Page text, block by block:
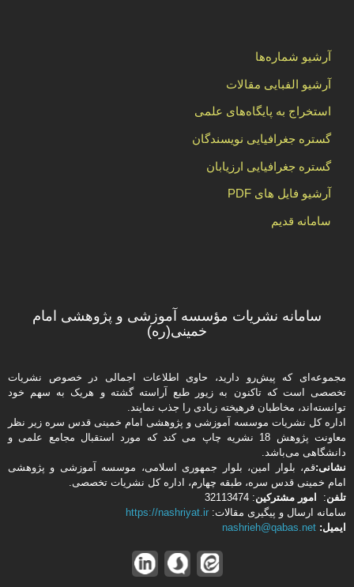
آرشیو شماره‌ها
آرشیو الفبایی مقالات
استخراج به پایگاه‌های علمی
گستره جغرافیایی نویسندگان
گستره جغرافیایی ارزیابان
آرشیو فایل های PDF
سامانه قدیم
سامانه نشریات مؤسسه آموزشی و پژوهشی امام
خمینی(ره)
مجموعه‌ای که پیش‌رو دارید،‌ حاوی اطلاعات اجمالی در خصوص نشریات
تخصصی است که تاکنون به زیور طبع آراسته گشته و هریک به سهم خود
توانسته‌اند، مخاطبان فرهیخته‌ زیادی را جذب نمایند.
اداره كل نشریات موسسه آموزشی و پژوهشی امام خمینی قدس سره زیر نظر
معاونت پژوهش 18 نشریه چاپ می کند که مورد استقبال مجامع علمی و
دانشگاهی می‌باشد.
نشانی:قم، بلوار امین، بلوار جمهوری اسلامی، موسسه آموزشی و پژوهشی
امام خمینی قدس سره، طبقه چهارم، اداره كل نشریات تخصصی.
تلفن: امور مشتركین: 32113474
سامانه ارسال و پیگیری مقالات: https://nashriyat.ir
ایمیل: nashrieh@qabas.net